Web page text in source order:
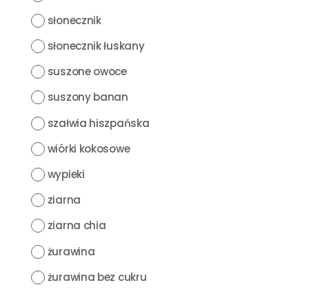
słonecznik
słonecznik łuskany
suszone owoce
suszony banan
szałwia hiszpańska
wiórki kokosowe
wypieki
ziarna
ziarna chia
żurawina
żurawina bez cukru